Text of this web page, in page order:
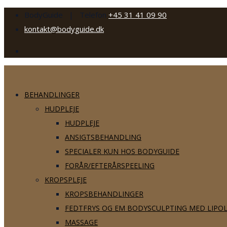
BodyGuide | Telefon +45 31 41 09 90
kontakt@bodyguide.dk
BEHANDLINGER
HUDPLEJE
HUDPLEJE
ANSIGTSBEHANDLING
SPECIALER KUN HOS BODYGUIDE
FORÅR/EFTERÅRSPEELING
KROPSPLEJE
KROPSBEHANDLINGER
FEDTFRYS OG EM BODYSCULPTING MED
MASSAGE